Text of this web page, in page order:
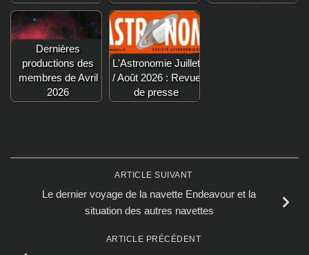
Dernières
productions des
membres de Avril
2026
L'Astronomie Juillet
/ Août 2026 : Revue
de presse
ARTICLE SUIVANT
Le dernier voyage de la navette Endeavour et la
situation des autres navettes
ARTICLE PRÉCÉDENT